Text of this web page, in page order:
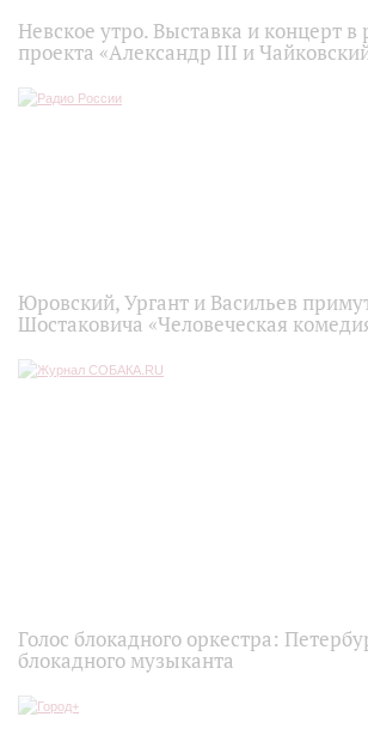
Невское утро. Выставка и концерт
проекта «Александр III и
Юровский, Ургант и Васильев
Шостаковича «Человеческая
Голос блокадного оркестра:
блокадного музыканта